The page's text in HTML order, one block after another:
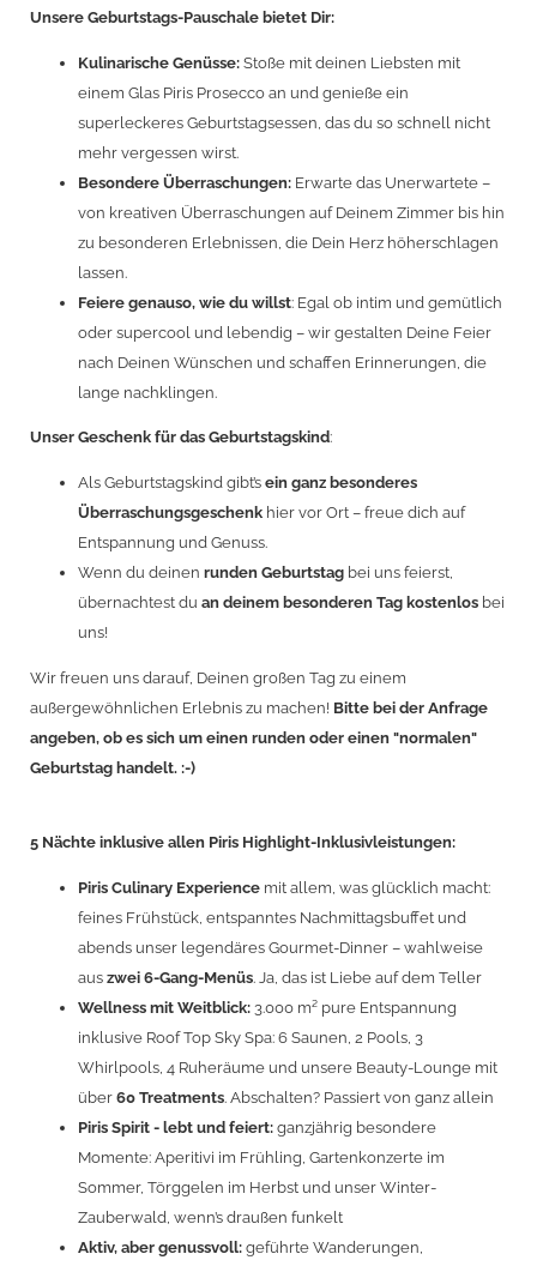
Unsere Geburtstags-Pauschale bietet Dir:
Kulinarische Genüsse: Stoße mit deinen Liebsten mit
einem Glas Piris Prosecco an und genieße ein
superleckeres Geburtstagsessen, das du so schnell nicht
mehr vergessen wirst.
Besondere Überraschungen: Erwarte das Unerwartete –
von kreativen Überraschungen auf Deinem Zimmer bis hin
zu besonderen Erlebnissen, die Dein Herz höherschlagen
lassen.
Feiere genauso, wie du willst: Egal ob intim und gemütlich
oder supercool und lebendig – wir gestalten Deine Feier
nach Deinen Wünschen und schaffen Erinnerungen, die
lange nachklingen.
Unser Geschenk für das Geburtstagskind:
Als Geburtstagskind gibt’s ein ganz besonderes
Überraschungsgeschenk hier vor Ort – freue dich auf
Entspannung und Genuss.
Wenn du deinen runden Geburtstag bei uns feierst,
übernachtest du an deinem besonderen Tag kostenlos bei
uns!
Wir freuen uns darauf, Deinen großen Tag zu einem
außergewöhnlichen Erlebnis zu machen! Bitte bei der Anfrage
angeben, ob es sich um einen runden oder einen "normalen"
Geburtstag handelt. :-)
5 Nächte inklusive allen Piris Highlight-Inklusivleistungen:
Piris Culinary Experience mit allem, was glücklich macht:
feines Frühstück, entspanntes Nachmittagsbuffet und
abends unser legendäres Gourmet-Dinner – wahlweise
aus zwei 6-Gang-Menüs. Ja, das ist Liebe auf dem Teller
Wellness mit Weitblick: 3.000 m² pure Entspannung
inklusive Roof Top Sky Spa: 6 Saunen, 2 Pools, 3
Whirlpools, 4 Ruheräume und unsere Beauty-Lounge mit
über 60 Treatments. Abschalten? Passiert von ganz allein
Piris Spirit - lebt und feiert: ganzjährig besondere
Momente: Aperitivi im Frühling, Gartenkonzerte im
Sommer, Törggelen im Herbst und unser Winter-
Zauberwald, wenn’s draußen funkelt
Aktiv, aber genussvoll: geführte Wanderungen,